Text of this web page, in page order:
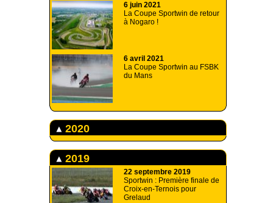
6 juin 2021
La Coupe Sportwin de retour
à Nogaro !
6 avril 2021
La Coupe Sportwin au FSBK
du Mans
2020
2019
22 septembre 2019
Sportwin : Première finale de
Croix-en-Ternois pour
Grelaud